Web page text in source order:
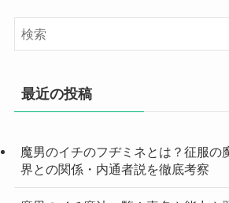
最近の投稿
魔男のイチのフヂミネとは？征服の
界との関係・内通者説を徹底考察